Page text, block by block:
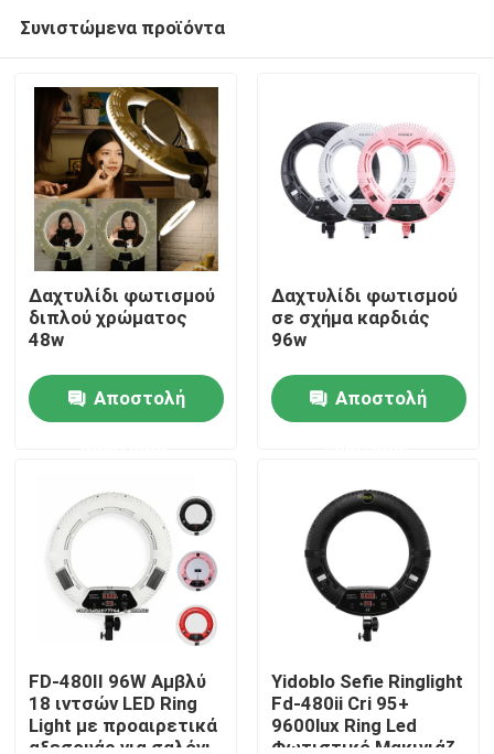
Σπίτι
Προϊόντα
Σχετικά με εμάς
Επισκεψή εργοστασίου
Έλεγχος ποιότητας
Επικοινωνήστε μαζί μας
Συνιστώμενα προϊόντα
Δαχτυλίδι φωτισμού
διπλού χρώματος
48w
Αποστολή
Δαχτυλίδι φωτισμού
σε σχήμα καρδιάς
96w
Αποστολή
FD-480II 96W Αμβλύ
18 ιντσών LED Ring
Light με προαιρετικά
αξεσουάρ για σαλόνι
Yidoblo Sefie Ringlight
Fd-480ii Cri 95+
9600lux Ring Led
Φωτιστικό Μακιγιάζ